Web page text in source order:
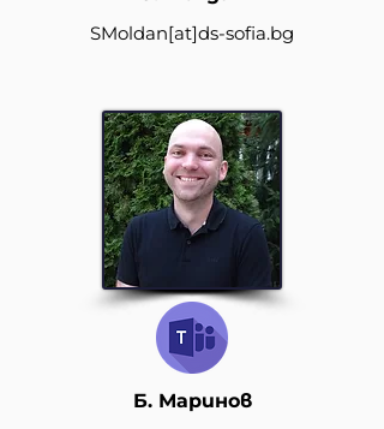
SMoldan[at]ds-sofia.bg
Б. Маринов